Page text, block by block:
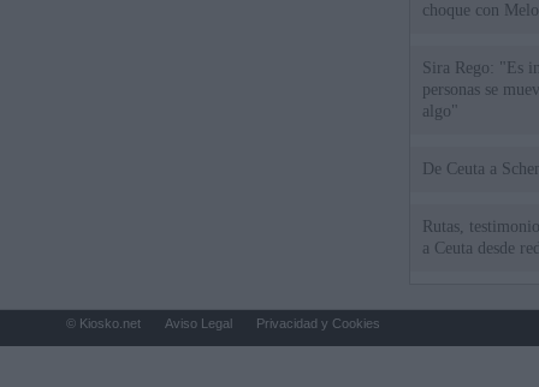
choque con
Sira Rego: "Es
personas se
algo"
De
Rutas,
a Ceuta desde
© Kiosko.net Aviso Legal Privacidad y Cookies